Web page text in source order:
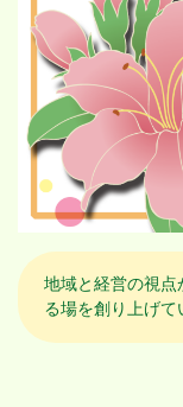
地域と経営の視点
る場を創り上げて